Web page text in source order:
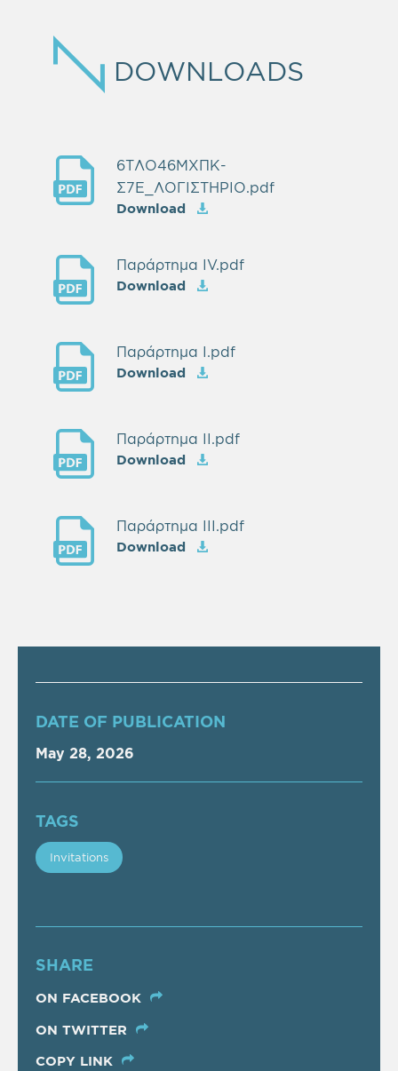
DOWNLOADS
6ΤΛΟ46ΜΧΠΚ-
Σ7Ε_ΛΟΓΙΣΤΗΡΙΟ.pdf
Download
Παράρτημα IV.pdf
Download
Παράρτημα Ι.pdf
Download
Παράρτημα ΙI.pdf
Download
Παράρτημα ΙII.pdf
Download
DATE OF PUBLICATION
May 28, 2026
TAGS
Invitations
SHARE
ON FACEBOOK
ON TWITTER
COPY LINK